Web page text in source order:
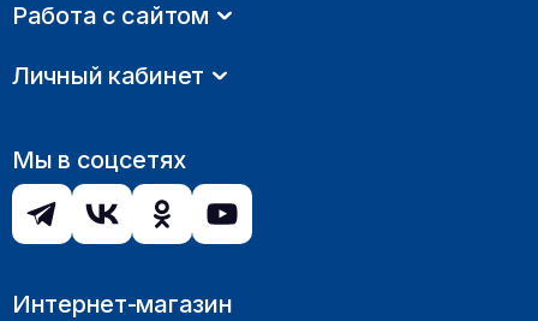
Работа с сайтом
Личный кабинет
Мы в соцсетях
Интернет-магазин